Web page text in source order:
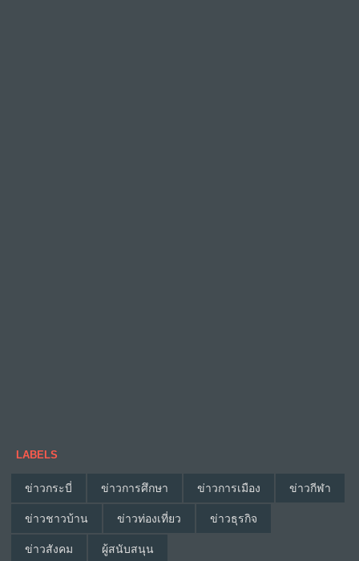
LABELS
ข่าวกระบี่ ข่าวการศึกษา ข่าวการเมือง ข่าวกีฬา
ข่าวชาวบ้าน ข่าวท่องเที่ยว ข่าวธุรกิจ
ข่าวสังคม ผู้สนับสนุน